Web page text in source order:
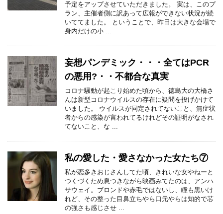
予定をアップさせていただきました。 実は、このプ
ラン、主催者側に訳あって広報ができない状況が続
いててました。 ということで、昨日は大きな会場で
身内だけの小 ...
妄想パンデミック・・・全てはPCR
の悪用?・・不都合な真実
コロナ騒動が起こり始めた頃から、徳島大の大橋さ
んは新型コロナウイルスの存在に疑問を投げかけて
いました。 ウイルスが同定されてないこと、無症状
者からの感染が言われてるけれどその証明がなされ
てないこと、な ...
私の愛した・愛さなかった女たち⑦
私が恋多きおじさんしてた頃、きれいな女やねーと
つくづくため息つきながら映画みてたのは、アンハ
サウェイ。ブロンドや赤毛ではないし、瞳も黒いけ
れど、その整った目鼻立ちやら口元やらは知的で芯
の強さも感じさせ ...